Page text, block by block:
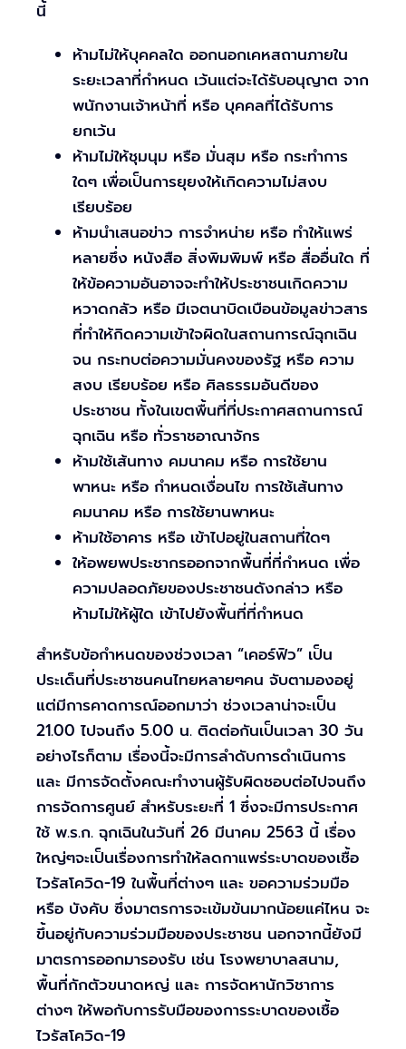
นี้
ห้ามไม่ให้บุคคลใด ออกนอกเคหสถานภายใน
ระยะเวลาที่กำหนด เว้นแต่จะได้รับอนุญาต จาก
พนักงานเจ้าหน้าที่ หรือ บุคคลที่ได้รับการ
ยกเว้น
ห้ามไม่ให้ชุมนุม หรือ มั่นสุม หรือ กระทำการ
ใดๆ เพื่อเป็นการยุยงให้เกิดความไม่สงบ
เรียบร้อย
ห้ามนำเสนอข่าว การจำหน่าย หรือ ทำให้แพร่
หลายซึ่ง หนังสือ สิ่งพิมพิมพ์ หรือ สื่ออื่นใด ที่
ให้ข้อความอันอาจจะทำให้ประชาชนเกิดความ
หวาดกลัว หรือ มีเจตนาบิดเบือนข้อมูลข่าวสาร
ที่ทำให้กิดความเข้าใจผิดในสถานการณ์ฉุกเฉิน
จน กระทบต่อความมั่นคงของรัฐ หรือ ความ
สงบ เรียบร้อย หรือ ศิลธรรมอันดีของ
ประชาชน ทั้งในเขตพื้นที่ที่ประกาศสถานการณ์
ฉุกเฉิน หรือ ทั่วราชอาณาจักร
ห้ามใช้เส้นทาง คมนาคม หรือ การใช้ยาน
พาหนะ หรือ กำหนดเงื่อนไข การใช้เส้นทาง
คมนาคม หรือ การใช้ยานพาหนะ
ห้ามใช้อาคาร หรือ เข้าไปอยู่ในสถานที่ใดๆ
ให้อพยพประชากรออกจากพื้นที่ที่กำหนด เพื่อ
ความปลอดภัยของประชาชนดังกล่าว หรือ
ห้ามไม่ให้ผู้ใด เข้าไปยังพื้นที่ที่กำหนด
สำหรับข้อกำหนดของช่วงเวลา “เคอร์ฟิว” เป็น
ประเด็นที่ประชาชนคนไทยหลายๆคน จับตามองอยู่
แต่มีการคาดการณ์ออกมาว่า ช่วงเวลาน่าจะเป็น
21.00 ไปจนถึง 5.00 น. ติดต่อกันเป็นเวลา 30 วัน
อย่างไรก็ตาม เรื่องนี้จะมีการลำดับการดำเนินการ
และ มีการจัดตั้งคณะทำงานผู้รับผิดชอบต่อไปจนถึง
การจัดการศูนย์ สำหรับระยะที่ 1 ซึ่งจะมีการประกาศ
ใช้ พ.ร.ก. ฉุกเฉินในวันที่ 26 มีนาคม 2563 นี้ เรื่อง
ใหญ่ๆจะเป็นเรื่องการทำให้ลดกาแพร่ระบาดของเชื้อ
ไวรัสโควิด-19 ในพื้นที่ต่างๆ และ ขอความร่วมมือ
หรือ บังคับ ซึ่งมาตรการจะเข้มข้นมากน้อยแค่ไหน จะ
ขึ้นอยู่กับความร่วมมือของประชาชน นอกจากนี้ยังมี
มาตรการออกมารองรับ เช่น โรงพยาบาลสนาม,
พื้นที่กักตัวขนาดหญ่ และ การจัดหานักวิชาการ
ต่างๆ ให้พอกับการรับมือของการระบาดของเชื้อ
ไวรัสโควิด-19